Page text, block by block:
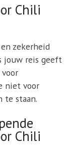
Chili
zekerheid
jouw reis geeft
niet voor
te staan.
Chili